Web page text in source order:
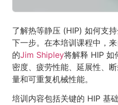
了解热等静压 (HIP) 如何支
下一步。在本培训课程中，
的Jim Shipley将解释 HIP 如
密度、疲劳性能、延展性、
量和可重复机械性能。
培训内容包括关键的 HIP 基